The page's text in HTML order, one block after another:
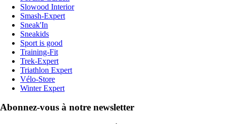
Slowood Interior
Smash-Expert
Sneak'In
Sneakids
Sport is good
Training-Fit
Trek-Expert
Triathlon Expert
Vélo-Store
Winter Expert
Abonnez-vous à notre newsletter